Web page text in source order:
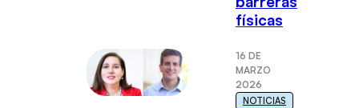
físicas
16 DE
MARZO
2026
NOTICIAS